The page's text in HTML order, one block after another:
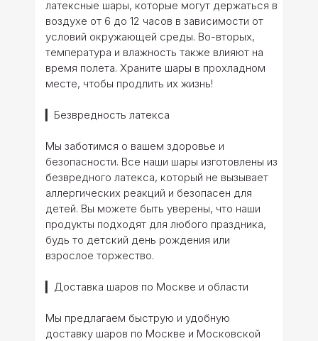
латексные шары, которые могут держаться в
воздухе от 6 до 12 часов в зависимости от
условий окружающей среды. Во-вторых,
температура и влажность также влияют на
время полета. Храните шары в прохладном
месте, чтобы продлить их жизнь!
▎Безвредность латекса
Мы заботимся о вашем здоровье и
безопасности. Все наши шары изготовлены из
безвредного латекса, который не вызывает
аллергических реакций и безопасен для
детей. Вы можете быть уверены, что наши
продукты подходят для любого праздника,
будь то детский день рождения или
взрослое торжество.
▎Доставка шаров по Москве и области
Мы предлагаем быструю и удобную
доставку шаров по Москве и Московской